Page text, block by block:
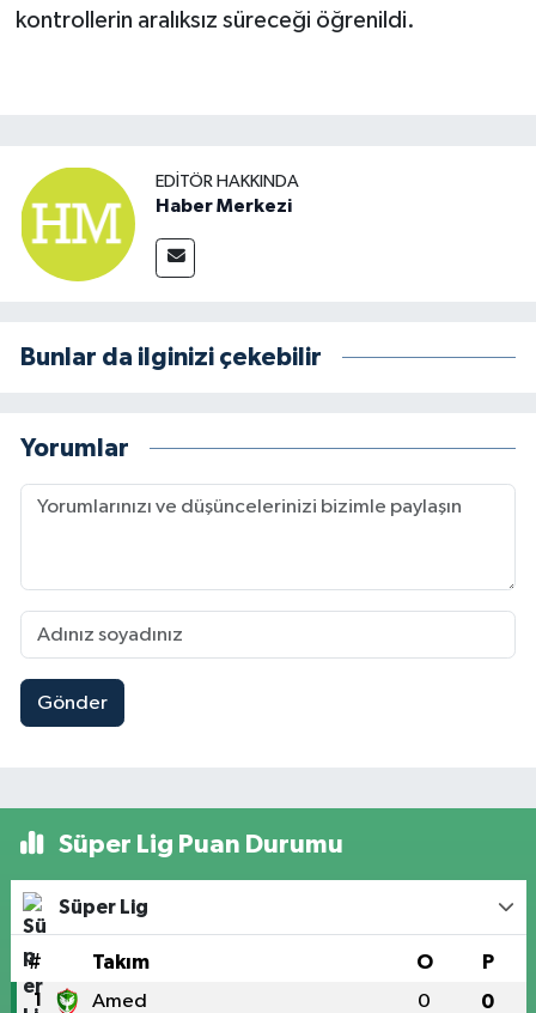
kontrollerin aralıksız süreceği öğrenildi.
EDITÖR HAKKINDA
Haber Merkezi
Bunlar da ilginizi çekebilir
Yorumlar
Gönder
Süper Lig Puan Durumu
Süper Lig
# Takım O P
1 Amed 0 0